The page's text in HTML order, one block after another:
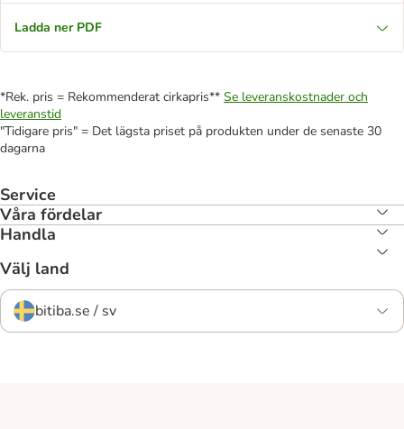
Ladda ner PDF
*Rek. pris = Rekommenderat cirkapris** Se leveranskostnader och
leveranstid
"Tidigare pris" = Det lägsta priset på produkten under de senaste 30
dagarna
Service
Våra fördelar
Handla
Välj land
bitiba.se / sv